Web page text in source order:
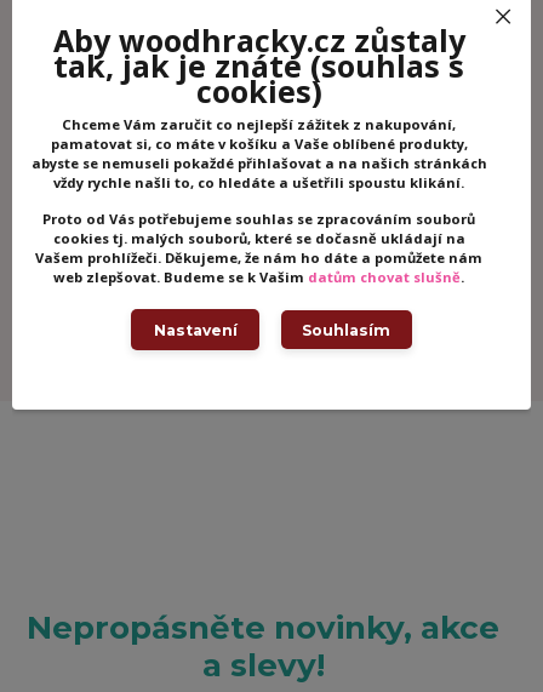
Zboží zařazeno v kategoriích
Společenské hry
Deskové hry
Haba
Nepropásněte novinky, akce
a slevy!
Aby woodhracky.cz zůstaly
tak, jak je znáte(souhlas s
cookies)
Chceme Vám zaručit co nejlepší zážitek z nakupování,
pamatovat si, co máte v košíku a Vaše oblíbené produkty,
abyste se nemuseli pokaždé přihlašovat a na našich stránkách
vždy rychle našli to, co hledáte a ušetřili spoustu klikání.
Proto od Vás potřebujeme souhlas se zpracováním souborů
cookies tj. malých souborů, které se dočasně ukládají na
Vašem prohlížeči. Děkujeme, že nám ho dáte a pomůžete nám
web zlepšovat. Budeme se k Vašim datům chovat slušně.
Nastavení Souhlasím